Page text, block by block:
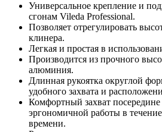
Универсальное крепление и
сгонам Vileda Professional.
Позволяет отрегулировать
клинера.
Легкая и простая в
Производится из прочного
алюминия.
Длинная рукоятка округлой
удобного захвата и
Комфортный захват
эргономичной работы в
времени.